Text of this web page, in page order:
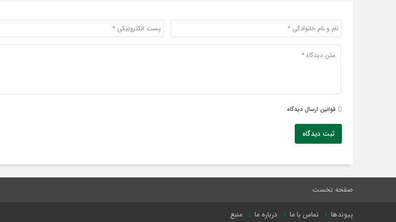
قوانین ارسال دیدگاه
ثبت دیدگاه
صفحه نخست
پیوندها تماس با ما درباره ما منبع